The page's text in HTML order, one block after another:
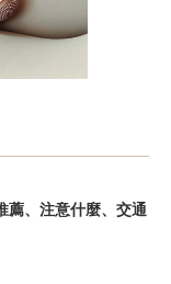
薦、注意什麼、交通